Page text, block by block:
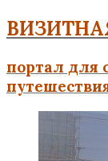
портал для